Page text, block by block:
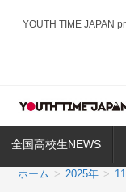
ス
ッ
YOUTH TIME JAPAN
全国高校生NEWS
ホーム > 2025年 >